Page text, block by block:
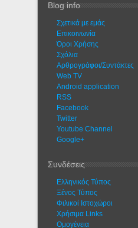
Blog info
Σχετικά με εμάς
Eπικοινωνία
Όροι Χρήσης
Σχόλια
Αρθρογράφοι/Συντάκτες
Web TV
Android application
RSS
Facebook
Twitter
Youtube Channel
Google+
Συνδέσεις
Ελληνικός Τύπος
Ξένος Τύπος
Φιλικοί Ιστοχώροι
Χρήσιμα Links
Ομογένεια